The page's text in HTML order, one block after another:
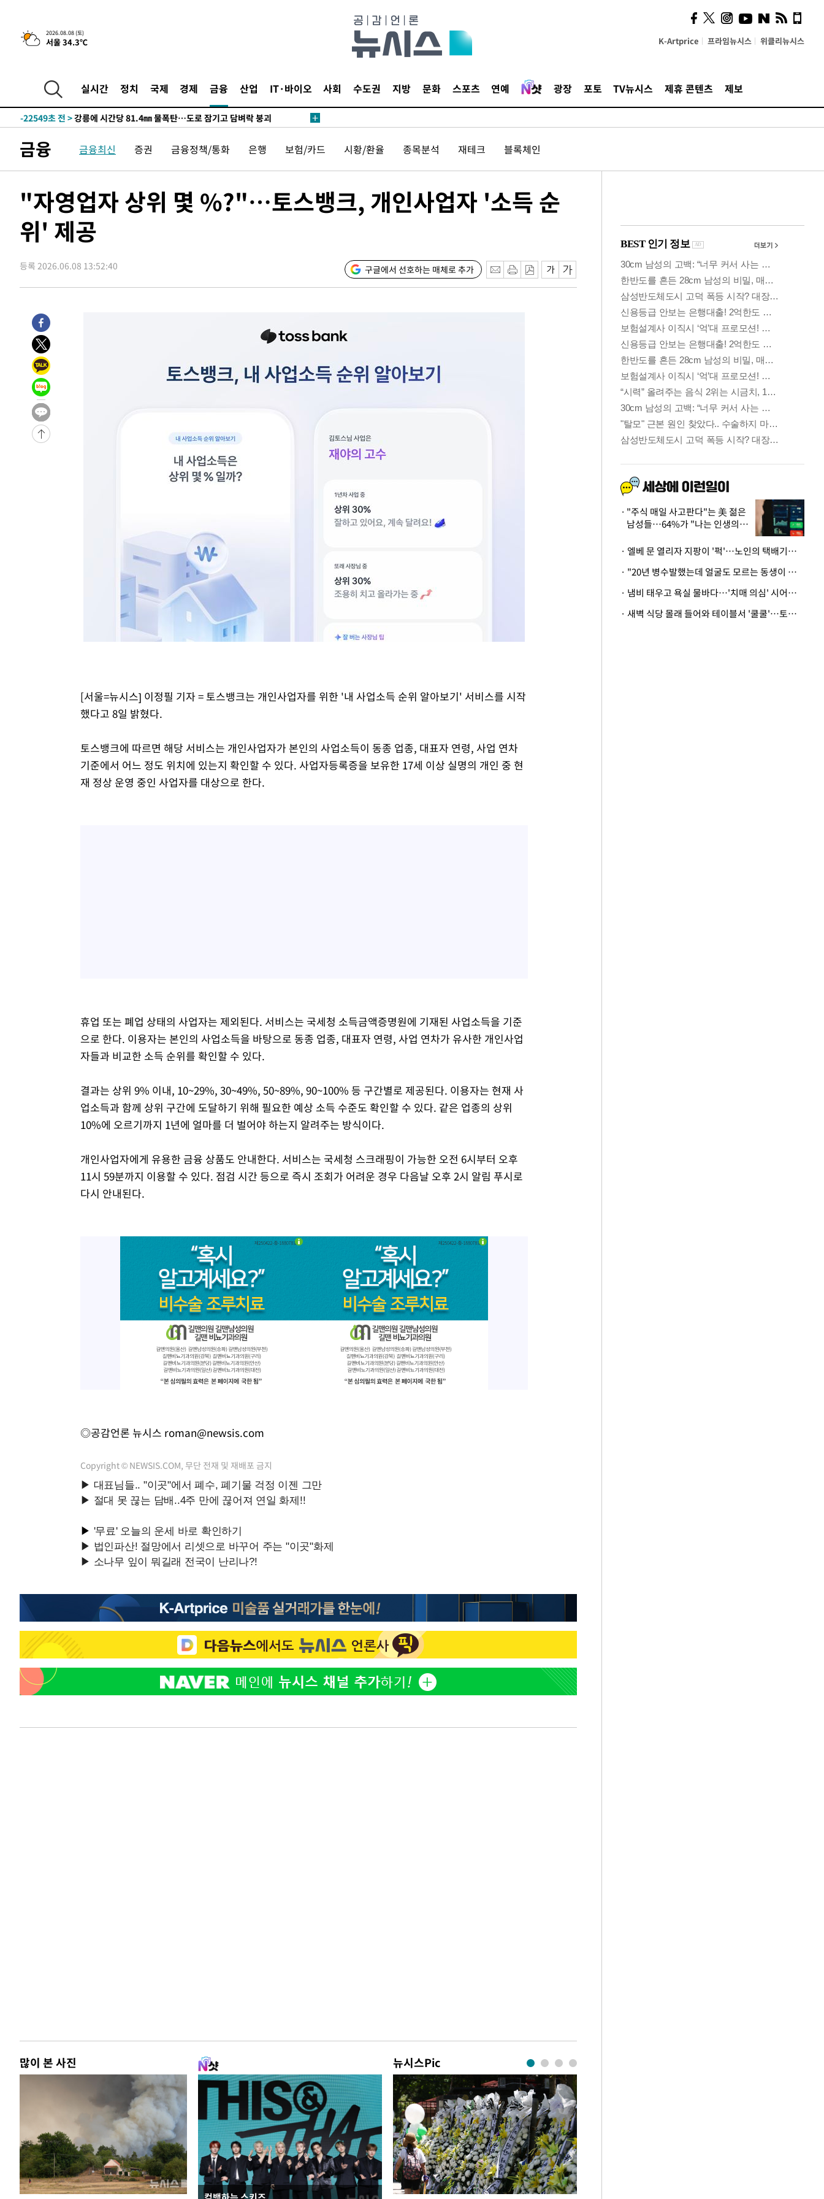
2026.08.08 (토)
서울 34.3℃ K-Artprice 프라임뉴시스 위클리뉴시스
실시간 정치 국제 경제 금융 산업 IT·바이오 사회 수도권 지방 문화 스포츠 연예 광장 포토 TV뉴시스 제휴 콘텐츠 제보
-30583초 전 >낮 최고 35도 '무더위'…동해안 시간당 30㎜ '강한 비'[내일날씨]
-28604초 전 >
온열질환 사망자 3명 늘어…누적 환자 3000명 돌파
-22549초 전 >강릉에 시간당 81.4㎜ 물폭탄…도로 잠기고 담벼락 붕괴
-18656초 전 > 백운산서 80년근 천종산삼 9뿌리 발견…감정가 1.3억원
-16366초 전 >
-13900초 전 > 남자 농구, 나고야 아시안게임서 '홈팀' 일본과 한일전
-13276초 전 >여수 오동도 해상서 모터보트 전복…1명 사망·1명 실종
-9503초 전 >극한폭염 한풀 꺾이지만…'낮 최고 35도' 무더위, 열대야 계속[다음
주 날씨]
-6521초 전 >축구협회 "압수수색·성접대 논란 사과…쇄신의 기회로 삼겠다"
-5038초 전 > [속보]'압수수색·성접대 논란' 축구협회 "실망과 걱정 안겨드려 죄
송"
1시간 전 >
'최고 37도' 폭염 지속…강원동해안 최대 150㎜ 비
3시간 전 > [속보]뉴욕증시 상승 마감…S&P 0.6% 나스닥 1.3%↑
-29635초 전 >
-28604초 전 >
-22549초 전 >
강릉에 시간당 81.4㎜ 물폭탄…도로 잠기고 담벼락 붕괴
-18656초 전 >
백운산서 80년근 천종산삼 9뿌리 발견…감정가 1.3억원
-16366초 전 >
선재도서 해루질 나섰다 실종 60대, 닷새 만에 숨진 채 발견
-13900초 전 >
-13276초 전 >
-9503초 전 >
극한폭염 한풀 꺾이지만…'낮 최고 35도' 무더위, 열대야 계속[다음
주 날씨]
[속보]'압수수색·성접대 논란' 축구협회 "실망과 걱정 안겨드려 죄
'최고 37도' 폭염 지속…강원동해안 최대 150㎜ 비
금융 금융최신 증권 금융정책/통화 은행 보험/카드 시황/환율 종목분석 재테크 블록체인
"자영업자 상위 몇 %?"…토스뱅크, 개인사업자 '소득 순
위' 제공
등록 2026.06.08 13:52:40 구글에서 선호하는 매체로 추가
[서울=뉴시스] 이정필 기자 = 토스뱅크는 개인사업자를 위한 '내 사업소득 순위 알아보기' 서비스를 시작
했다고 8일 밝혔다.
토스뱅크에 따르면 해당 서비스는 개인사업자가 본인의 사업소득이 동종 업종, 대표자 연령, 사업 연차
기준에서 어느 정도 위치에 있는지 확인할 수 있다. 사업자등록증을 보유한 17세 이상 실명의 개인 중 현
재 정상 운영 중인 사업자를 대상으로 한다.
휴업 또는 폐업 상태의 사업자는 제외된다. 서비스는 국세청 소득금액증명원에 기재된 사업소득을 기준
으로 한다. 이용자는 본인의 사업소득을 바탕으로 동종 업종, 대표자 연령, 사업 연차가 유사한 개인사업
자들과 비교한 소득 순위를 확인할 수 있다.
결과는 상위 9% 이내, 10~29%, 30~49%, 50~89%, 90~100% 등 구간별로 제공된다. 이용자는 현재 사
업소득과 함께 상위 구간에 도달하기 위해 필요한 예상 소득 수준도 확인할 수 있다. 같은 업종의 상위
10%에 오르기까지 1년에 얼마를 더 벌어야 하는지 알려주는 방식이다.
개인사업자에게 유용한 금융 상품도 안내한다. 서비스는 국세청 스크래핑이 가능한 오전 6시부터 오후
11시 59분까지 이용할 수 있다. 점검 시간 등으로 즉시 조회가 어려운 경우 다음날 오후 2시 알림 푸시로
다시 안내된다.
◎공감언론 뉴시스 roman@newsis.com
Copyright © NEWSIS.COM, 무단 전재 및 재배포 금지
많이 본 사진 뉴시스Pic
사이 해답 찾았죠"…알을
깨고 나온 '초자아'
"주식 매일 사고판다"는 美 젊은
남성들…64%가 "나는 인생의
· 엘베 문 열리자 지팡이 '퍽'…노인의 택배기사 폭행 이유
· "20년 병수발했는데 얼굴도 모르는 동생이 유산 절반을"…배다른 형제 상속권 있을까
· 냄비 태우고 욕실 물바다…'치매 의심' 시어머니 검사 권유했다가 '날벼락'
· 새벽 식당 몰래 들어와 테이블서 '쿨쿨'…토사물 남기고 사라진 남성